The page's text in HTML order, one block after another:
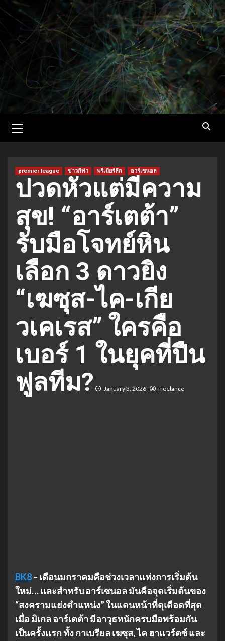
Skip
content
Menu
premier league ข่าวกีฬา พรีเมียร์ลีก อาร์เซนอล
ปวดหัวแต่มีความ
สุข! “อาร์เตต้า”
รับมือโจทย์หิน
เลือก 3 ดาวยิง
“เฆซุส-ไค-เกีย
วเคเรส” ใครคือ
เบอร์ 1 ในยุคที่ปืน
ฟูลทีม?
January 3, 2026 freelance
BK8– เดือนมกราคมคือช่วงเวลาแห่งการเริ่มต้น
ใหม่… และสำหรับ อาร์เซนอล มันคือจุดเริ่มต้นของ
“สงครามแย่งตำแหน่ง” ในแดนหน้าที่ดุเดือดที่สุด
เมื่อ มิเกล อาร์เตต้า มีอาวุธหนักครบมือพร้อมกัน
เป็นครั้งแรก ทั้ง กาเบรียล เฆซุส, ไค ฮาแวร์ตซ์ และ